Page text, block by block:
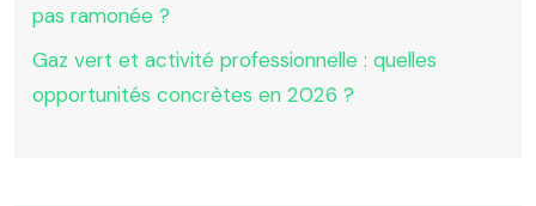
pas ramonée ?
Gaz vert et activité professionnelle : quelles
opportunités concrètes en 2026 ?